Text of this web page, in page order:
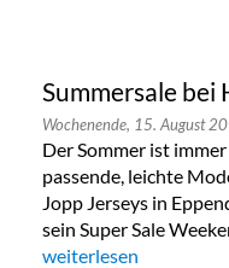
Summersale bei
Wochenende, 15. August
Der Sommer ist
passende, leichte
Jopp Jerseys in
sein Super Sale
„Summersale bei
weiterlesen